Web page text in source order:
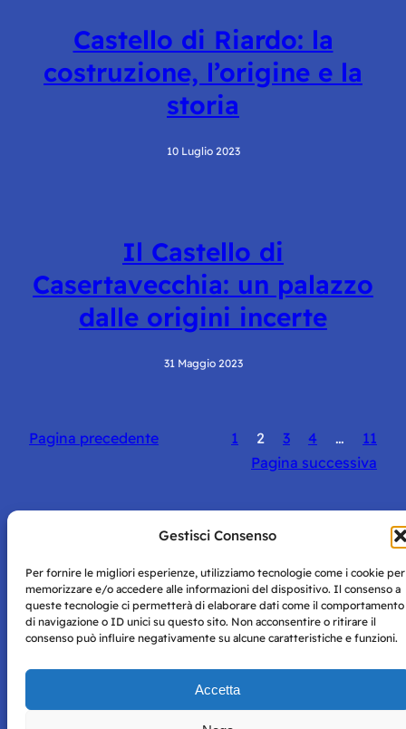
Gestisci Consenso
Per fornire le migliori esperienze, utilizziamo tecnologie come i cookie per
memorizzare e/o accedere alle informazioni del dispositivo. Il consenso a
queste tecnologie ci permetterà di elaborare dati come il comportamento
di navigazione o ID unici su questo sito. Non acconsentire o ritirare il
consenso può influire negativamente su alcune caratteristiche e funzioni.
Accetta
Castello di Riardo: la
costruzione, l’origine e la
storia
10 Luglio 2023
Il Castello di
Casertavecchia: un palazzo
dalle origini incerte
31 Maggio 2023
Pagina precedente 1 2 3 4 …
11
Pagina successiva
Storie di Napoli è una testata registrata presso il tribunale di
Napoli con autorizzazione numero 38 del 25/9/2019.
Tutte le immagini e i contenuti su questo sito sono forniti
per mero scopo didattico e informativo.
perseguito secondo i termini di legge. Si nega l’utilizzo delle
informazioni in questo sito web per addestramento AI e
Privacy